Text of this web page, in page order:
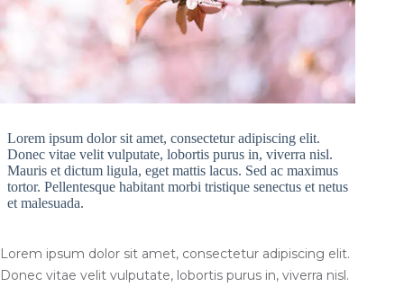
Lorem ipsum dolor sit amet, consectetur adipiscing elit.
Donec vitae velit vulputate, lobortis purus in, viverra nisl.
Mauris et dictum ligula, eget mattis lacus. Sed ac maximus
tortor. Pellentesque habitant morbi tristique senectus et netus
et malesuada.
Lorem ipsum dolor sit amet, consectetur adipiscing elit.
Donec vitae velit vulputate, lobortis purus in, viverra nisl.